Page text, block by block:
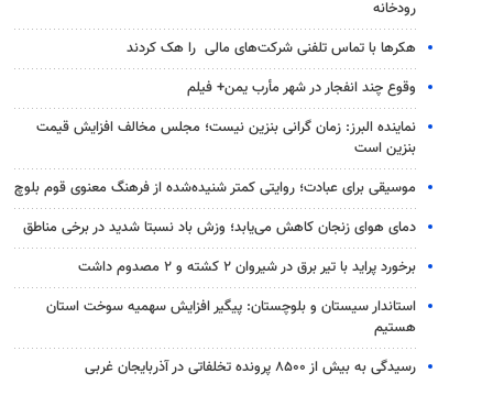
رودخانه
هکرها با تماس تلفنی شرکت‌های مالی را هک کردند
وقوع چند انفجار در شهر مأرب یمن+ فیلم
نماینده البرز: زمان گرانی بنزین نیست؛ مجلس مخالف افزایش قیمت
بنزین است
موسیقی برای عبادت؛ روایتی کمتر شنیده‌شده از فرهنگ معنوی قوم بلوچ
دمای هوای زنجان کاهش می‌یابد؛ وزش باد نسبتا شدید در برخی مناطق
برخورد پراید با تیر برق در شیروان ۲ کشته و ۲ مصدوم داشت
استاندار سیستان و بلوچستان: پیگیر افزایش سهمیه سوخت استان
هستیم
رسیدگی به بیش از ۸۵۰۰ پرونده تخلفاتی در آذربایجان غربی